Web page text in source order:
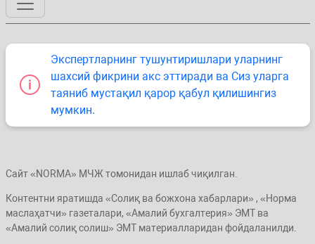
Экспертларнинг тушунтиришлари уларнинг
шахсий фикрини акс эттиради ва Сиз уларга
таяниб мустақил қарор қабул қилишингиз
мумкин.
Сайт «NORMA» МЧЖ томонидан ишлаб чиқилган.
Контентни яратишда «Солиқ ва божхона хабарлари» , «Норма
маслаҳатчи» газеталари, «Амалий бухгалтерия» ЭМТ ва
«Амалий солиқ солиш» ЭМТ материалларидан фойдаланилди.